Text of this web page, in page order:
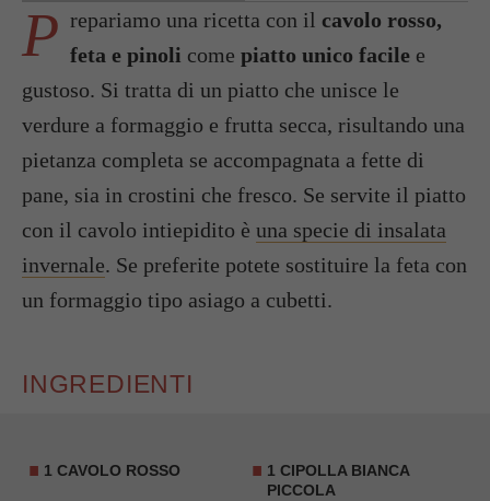
P repariamo una ricetta con il cavolo rosso,
feta e pinoli come piatto unico facile e
gustoso. Si tratta di un piatto che unisce le
verdure a formaggio e frutta secca, risultando una
pietanza completa se accompagnata a fette di
pane, sia in crostini che fresco. Se servite il piatto
con il cavolo intiepidito è una specie di insalata
invernale. Se preferite potete sostituire la feta con
un formaggio tipo asiago a cubetti.
INGREDIENTI
1 CAVOLO ROSSO
1 CIPOLLA BIANCA
PICCOLA